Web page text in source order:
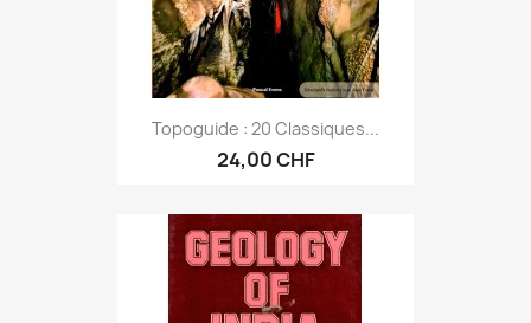
Topoguide : 20 Classiques...
24,00 CHF